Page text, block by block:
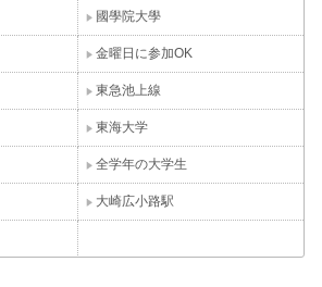
國學院大學
金曜日に参加OK
東急池上線
東海大学
全学年の大学生
大崎広小路駅